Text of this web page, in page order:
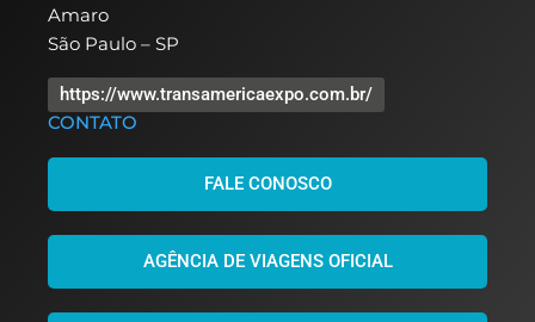
Amaro
São Paulo – SP
https://www.transamericaexpo.com.br/
CONTATO
FALE CONOSCO
AGÊNCIA DE VIAGENS OFICIAL